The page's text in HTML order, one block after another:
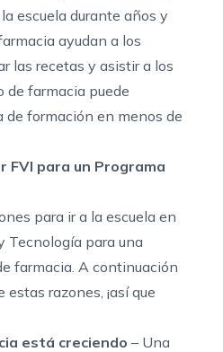
escuela durante años y
ayudan a los
las recetas y asistir a los
de farmacia puede
de formación en menos de
FVI para un Programa
para ir a la escuela en
Tecnología para una
farmacia. A continuación
razones, ¡así que
está creciendo – Una